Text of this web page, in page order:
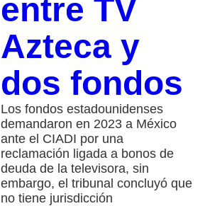
entre TV
Azteca y
dos fondos
Los fondos estadounidenses
demandaron en 2023 a México
ante el CIADI por una
reclamación ligada a bonos de
deuda de la televisora, sin
embargo, el tribunal concluyó que
no tiene jurisdicción